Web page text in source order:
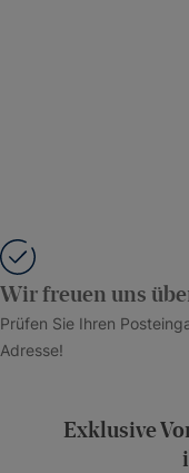
Wir freuen uns
Prüfen Sie Ihren
Adresse!
Exklusive